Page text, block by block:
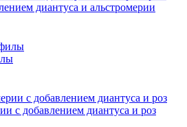
диантуса и альстромерии
c добавлением диантуса и роз